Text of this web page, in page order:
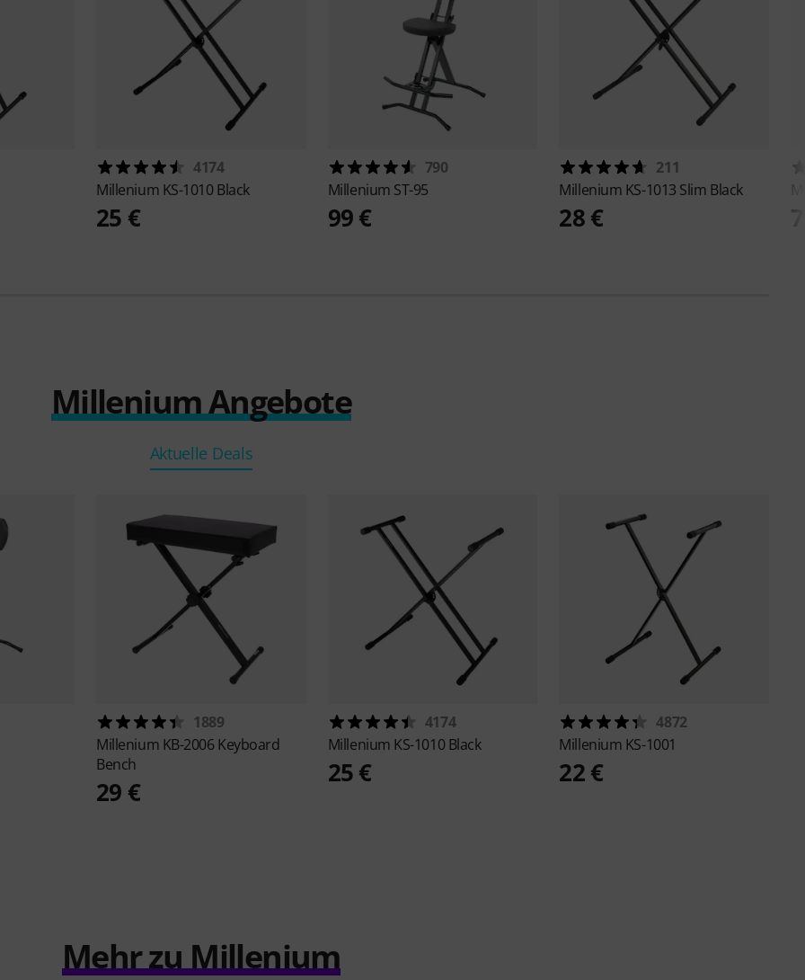
4174
Millenium KS-1010 Black
25 €
790
Millenium ST-95
99 €
211
Millenium KS-1013 Slim Black
28 €
Millenium Angebote
Aktuelle Deals
1889
Millenium KB-2006 Keyboard
Bench
29 €
4174
Millenium KS-1010 Black
25 €
4872
Millenium KS-1001
22 €
Mehr zu Millenium